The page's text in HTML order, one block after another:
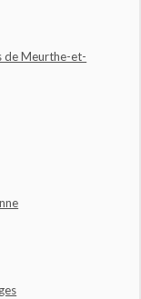
de Meurthe-et-